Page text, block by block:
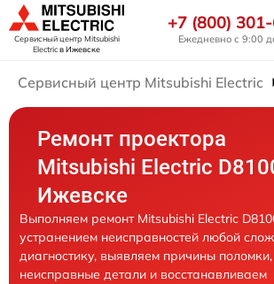
Сервисный центр Mitsubishi
Electricв Ижевске
+7 (800)
Ежедневно с 9:00
Сервисный центр Mitsubishi Electric
Ремонт проектора
Mitsubishi Electric
Ижевске
Выполняем ремонт Mitsubishi Electric
устранением неисправностей любой
диагностику, выявляем причины
неисправные детали и восстанавливаем